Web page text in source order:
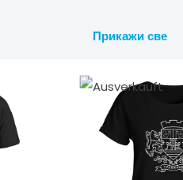
Прикажи све